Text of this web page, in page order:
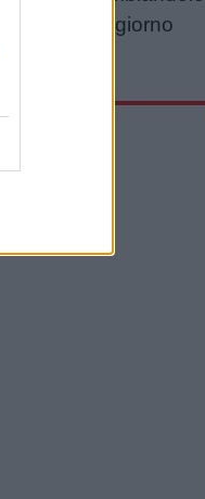
e da quel giorno